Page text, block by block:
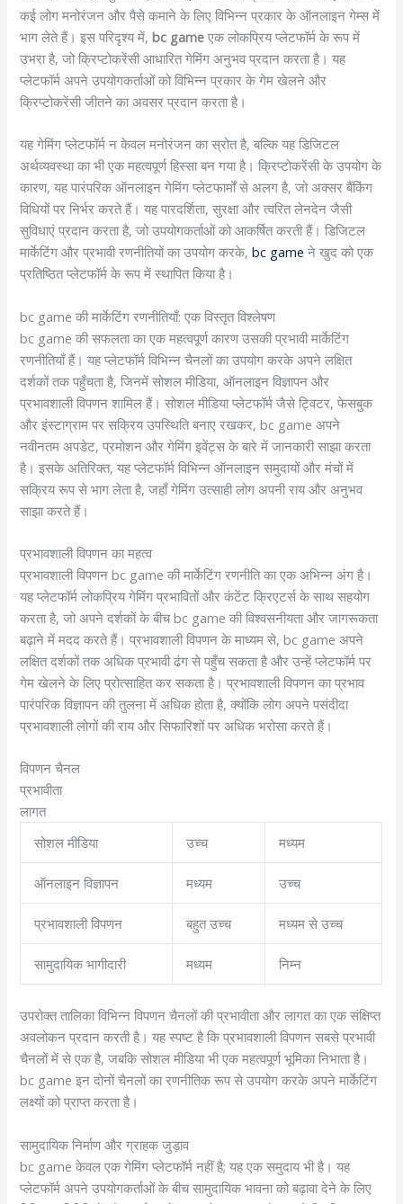
कई लोग मनोरंजन और पैसे कमाने के लिए विभिन्न प्रकार के ऑनलाइन गेम्स में
भाग लेते हैं। इस परिदृश्य में,bc game एक लोकप्रिय प्लेटफॉर्म के रूप में
उभरा है, जो क्रिप्टोकरेंसी आधारित गेमिंग अनुभव प्रदान करता है। यह
प्लेटफॉर्म अपने उपयोगकर्ताओं को विभिन्न प्रकार के गेम खेलने और
क्रिप्टोकरेंसी जीतने का अवसर प्रदान करता है।
यह गेमिंग प्लेटफॉर्म न केवल मनोरंजन का स्रोत है, बल्कि यह डिजिटल
अर्थव्यवस्था का भी एक महत्वपूर्ण हिस्सा बन गया है। क्रिप्टोकरेंसी के उपयोग के
कारण, यह पारंपरिक ऑनलाइन गेमिंग प्लेटफार्मों से अलग है, जो अक्सर बैंकिंग
विधियों पर निर्भर करते हैं। यह पारदर्शिता, सुरक्षा और त्वरित लेनदेन जैसी
सुविधाएं प्रदान करता है, जो उपयोगकर्ताओं को आकर्षित करती हैं। डिजिटल
मार्केटिंग और प्रभावी रणनीतियों का उपयोग करके,bc game ने खुद को एक
प्रतिष्ठित प्लेटफॉर्म के रूप में स्थापित किया है।
bc game की मार्केटिंग रणनीतियाँ: एक विस्तृत विश्लेषण
bc game की सफलता का एक महत्वपूर्ण कारण उसकी प्रभावी मार्केटिंग
रणनीतियाँ हैं। यह प्लेटफॉर्म विभिन्न चैनलों का उपयोग करके अपने लक्षित
दर्शकों तक पहुँचता है, जिनमें सोशल मीडिया, ऑनलाइन विज्ञापन और
प्रभावशाली विपणन शामिल हैं। सोशल मीडिया प्लेटफॉर्म जैसे ट्विटर, फेसबुक
और इंस्टाग्राम पर सक्रिय उपस्थिति बनाए रखकर, bc game अपने
नवीनतम अपडेट, प्रमोशन और गेमिंग इवेंट्स के बारे में जानकारी साझा करता
है। इसके अतिरिक्त, यह प्लेटफॉर्म विभिन्न ऑनलाइन समुदायों और मंचों में
सक्रिय रूप से भाग लेता है, जहाँ गेमिंग उत्साही लोग अपनी राय और अनुभव
साझा करते हैं।
प्रभावशाली विपणन का महत्व
प्रभावशाली विपणन bc game की मार्केटिंग रणनीति का एक अभिन्न अंग है।
यह प्लेटफॉर्म लोकप्रिय गेमिंग प्रभावितों और कंटेंट क्रिएटर्स के साथ सहयोग
करता है, जो अपने दर्शकों के बीच bc game की विश्वसनीयता और जागरूकता
बढ़ाने में मदद करते हैं। प्रभावशाली विपणन के माध्यम से, bc game अपने
लक्षित दर्शकों तक अधिक प्रभावी ढंग से पहुँच सकता है और उन्हें प्लेटफॉर्म पर
गेम खेलने के लिए प्रोत्साहित कर सकता है। प्रभावशाली विपणन का प्रभाव
पारंपरिक विज्ञापन की तुलना में अधिक होता है, क्योंकि लोग अपने पसंदीदा
प्रभावशाली लोगों की राय और सिफारिशों पर अधिक भरोसा करते हैं।
विपणन चैनल
प्रभावीता
लागत
सोशल मीडिया
उच्च मध्यम
ऑनलाइन विज्ञापन मध्यम उच्च
प्रभावशाली विपणन बहुत उच्च मध्यम से उच्च
सामुदायिक भागीदारी मध्यम निम्न
उपरोक्त तालिका विभिन्न विपणन चैनलों की प्रभावीता और लागत का एक संक्षिप्त
अवलोकन प्रदान करती है। यह स्पष्ट है कि प्रभावशाली विपणन सबसे प्रभावी
चैनलों में से एक है, जबकि सोशल मीडिया भी एक महत्वपूर्ण भूमिका निभाता है।
bc game इन दोनों चैनलों का रणनीतिक रूप से उपयोग करके अपने मार्केटिंग
लक्ष्यों को प्राप्त करता है।
सामुदायिक निर्माण और ग्राहक जुड़ाव
bc game केवल एक गेमिंग प्लेटफॉर्म नहीं है; यह एक समुदाय भी है। यह
प्लेटफॉर्म अपने उपयोगकर्ताओं के बीच सामुदायिक भावना को बढ़ावा देने के लिए